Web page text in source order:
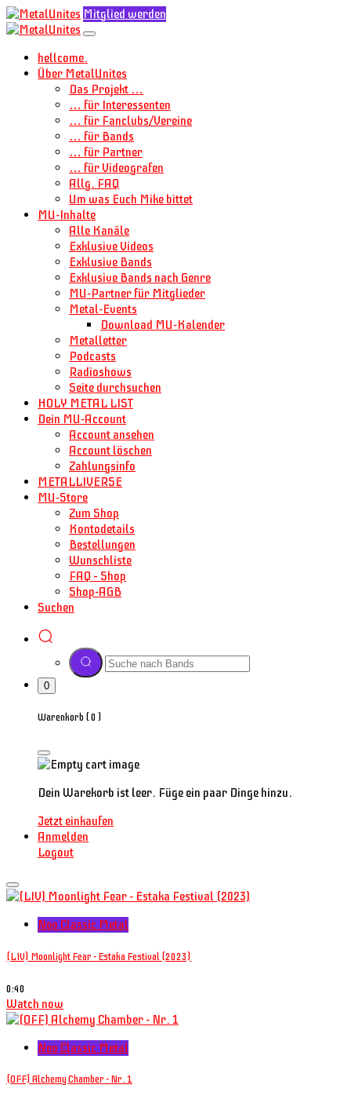
Mitglied werden
hellcome.
Über MetalUnites
Das Projekt …
… für Interessenten
… für Fanclubs/Vereine
… für Bands
… für Partner
… für Videografen
Allg. FAQ
Um was Euch Mike bittet
MU-Inhalte
Alle Kanäle
Exklusive Videos
Exklusive Bands
Exklusive Bands nach Genre
MU-Partner für Mitglieder
Metal-Events
Download MU-Kalender
Metalletter
Podcasts
Radioshows
Seite durchsuchen
HOLY METAL LIST
Dein MU-Account
Account ansehen
Account löschen
Zahlungsinfo
METALLIVERSE
MU-Store
Zum Shop
Kontodetails
Bestellungen
Wunschliste
FAQ – Shop
Shop-AGB
Suchen
0
Warenkorb (0 )
Dein Warekorb ist leer. Füge ein paar Dinge hinzu.
Jetzt einkaufen
Anmelden
Logout
Neo Classic Metal
(LIV) Moonlight Fear - Estaka Festival (2023)
0:40
Watch now
Neo Classic Metal
(OFF) Alchemy Chamber - Nr. 1